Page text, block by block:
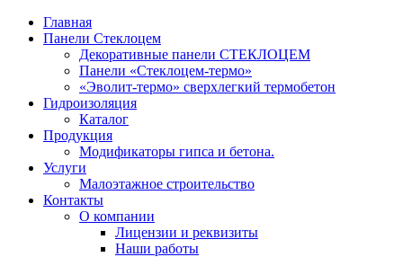
Главная
Панели Стеклоцем
Декоративные панели СТЕКЛОЦЕМ
Панели «Стеклоцем-термо»
«Эволит-термо» сверхлегкий термобетон
Гидроизоляция
Каталог
Продукция
Модификаторы гипса и бетона.
Услуги
Малоэтажное строительство
Контакты
О компании
Лицензии и реквизиты
Наши работы